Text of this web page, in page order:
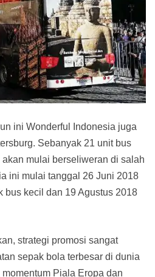
ini Wonderful Indonesia juga
Sebanyak 21 unit bus
mulai berseliweran di salah
ini mulai tanggal 26 Juni 2018
bus kecil dan 19 Agustus 2018
strategi promosi sangat
sepak bola terbesar di dunia
Piala Eropa dan